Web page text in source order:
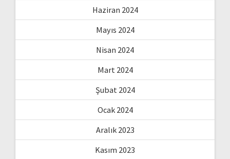
Haziran 2024
Mayıs 2024
Nisan 2024
Mart 2024
Şubat 2024
Ocak 2024
Aralık 2023
Kasım 2023